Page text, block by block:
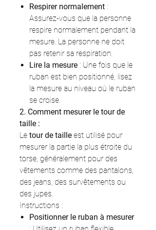
Respirer normalement :
Assurez-vous que la personne
respire normalement pendant la
mesure. La personne ne doit
pas retenir sa respiration.
Lire la mesure : Une fois que le
ruban est bien positionné, lisez
la mesure au niveau où le ruban
se croise.
2. Comment mesurer le tour de
taille :
Le tour de taille est utilisé pour
mesurer la partie la plus étroite du
torse, généralement pour des
vêtements comme des pantalons,
des jeans, des survêtements ou
des jupes.
Instructions :
Positionner le ruban à mesurer